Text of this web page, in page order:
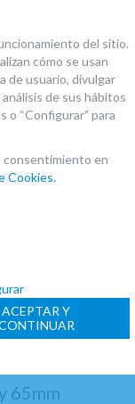
y
zapatilla de
65mm
del sitio.
cómo se usan
de usuario, divulgar
de sus hábitos
o “Configurar” para
consentimiento en
Cookies.
ACEPTAR Y